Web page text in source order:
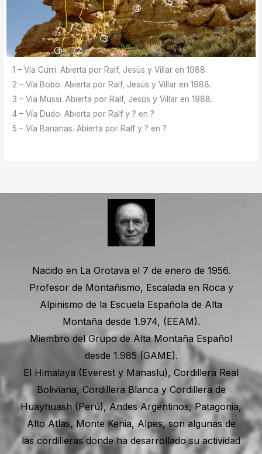
1 – Vía Curri. Abierta por Ralf, Jesús y Villar en 1988.
2 – Vía Bobo. Abierta por Ralf, Jesús y Villar en 1988.
3 – Vía Mussi. Abierta por Ralf, Jesús y Villar en 1988.
4 – Vía Dudo. Abierta por Ralf y ? en ?
5 – Vía Bananas. Abierta por Ralf y ? en ?
Nacido en La Orotava el 7 de enero de 1956.
Profesor de Montañismo, Escalada en Roca y
Alpinismo de la Escuela Española de Alta
Montaña desde 1.974, (EEAM).
Miembro del Grupo de Alta Montaña Español
desde 1.985 (GAME).
El Himalaya (Everest y Manaslu), Cordillera Real
Boliviana, Cordillera Blanca y Cordillera de
Huayhuash (Perú), Andes Argentinos, Patagonia,
Alto Atlas, Monte Kenia, Alpes, son algunas de
las cordilleras donde ha desarrollado su actividad